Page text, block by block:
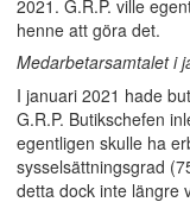
2021. G.R.P. ville
henne att göra det.
Medarbetarsamtalet i
I januari 2021 hade
G.R.P. Butikschefen
egentligen skulle ha
sysselsättningsgrad
detta dock inte längre